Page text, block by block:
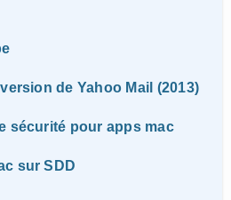
de Yahoo Mail (2013)
sécurité pour apps mac
sur SDD